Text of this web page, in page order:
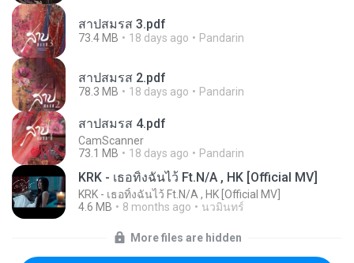
สาปสมรส 3.pdf
73.4 MB 18 days ago Pandarin
สาปสมรส 2.pdf
78.3 MB 18 days ago Pandarin
สาปสมรส 4.pdf
CamScanner
73.1 MB
18 days ago Pandarin
KRK - เธอทิ้งฉันไว้ Ft.N/A , HK [Official MV]
KRK - เธอทิ้งฉันไว้ Ft.N/A , HK [Official MV]
4.6 MB
8 months ago นวมินทร์
More files are hidden